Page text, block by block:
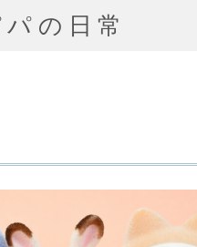
の日常